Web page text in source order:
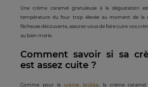
Une crème caramel granuleuse à la dégustation
température du four trop élevée au moment de la
fâcheuse découverte, assurez-vous de faire cuire vos
au bain-marie.
Comment savoir si sa
est assez cuite ?
Comme pour la crème brûlée , la crème